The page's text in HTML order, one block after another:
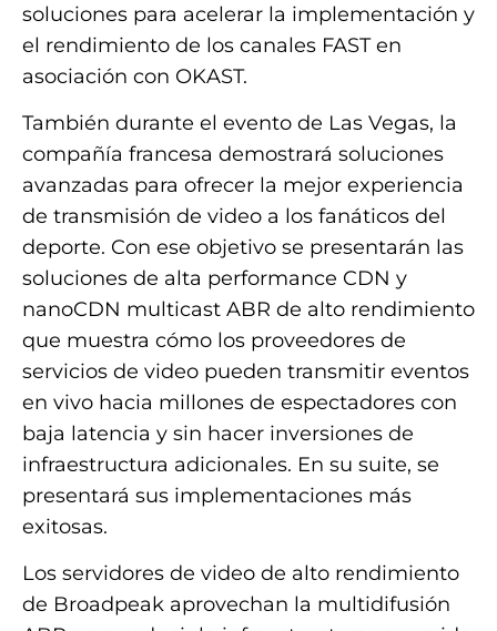
soluciones para acelerar la implementación y
el rendimiento de los canales FAST en
asociación con OKAST.
También durante el evento de Las Vegas, la
compañía francesa demostrará soluciones
avanzadas para ofrecer la mejor experiencia
de transmisión de video a los fanáticos del
deporte. Con ese objetivo se presentarán las
soluciones de alta performance CDN y
nanoCDN multicast ABR de alto rendimiento
que muestra cómo los proveedores de
servicios de video pueden transmitir eventos
en vivo hacia millones de espectadores con
baja latencia y sin hacer inversiones de
infraestructura adicionales. En su suite, se
presentará sus implementaciones más
exitosas.
Los servidores de video de alto rendimiento
de Broadpeak aprovechan la multidifusión